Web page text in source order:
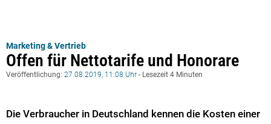
Marketing & Vertrieb
Offen für Nettotarife und Honorare
Veröffentlichung: 27.08.2019, 11:08 Uhr - Lesezeit 4 Minuten
Die Verbraucher in Deutschland kennen die Kosten einer